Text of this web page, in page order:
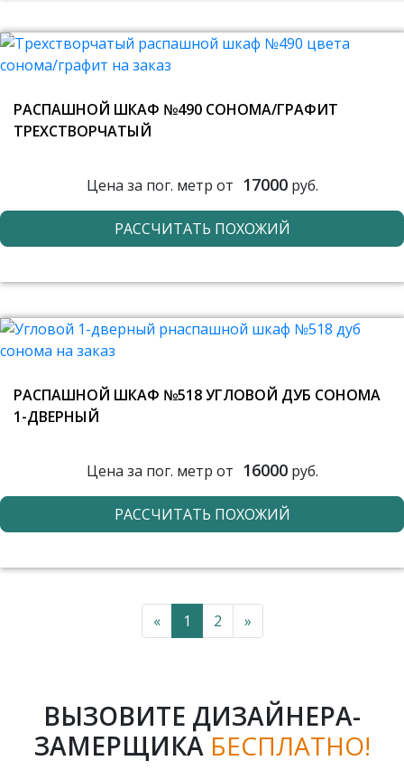
РАСПАШНОЙ ШКАФ №490 СОНОМА/ГРАФИТ
ТРЕХСТВОРЧАТЫЙ
Цена за пог. метр от 17000руб.
РАССЧИТАТЬ ПОХОЖИЙ
РАСПАШНОЙ ШКАФ №518 УГЛОВОЙ ДУБ СОНОМА
1-ДВЕРНЫЙ
Цена за пог. метр от 16000руб.
РАССЧИТАТЬ ПОХОЖИЙ
« 1 2 »
ВЫЗОВИТЕ ДИЗАЙНЕРА-
ЗАМЕРЩИКА БЕСПЛАТНО!